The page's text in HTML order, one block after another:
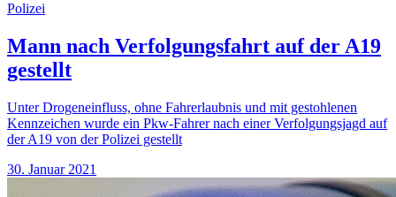
Polizei
Mann nach Verfolgungsfahrt auf der A19
gestellt
Unter Drogeneinfluss, ohne Fahrerlaubnis und mit gestohlenen
Kennzeichen wurde ein Pkw-Fahrer nach einer Verfolgungsjagd auf
der A19 von der Polizei gestellt
30. Januar 2021